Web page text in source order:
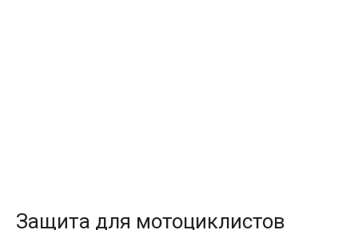
Защита для мотоциклистов